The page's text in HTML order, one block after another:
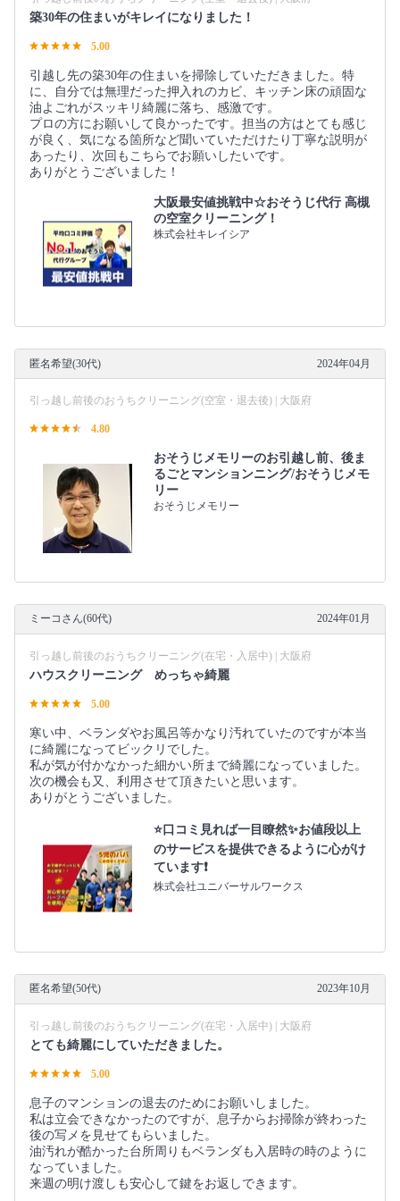
築30年の住まいがキレイになりました！
5.00
引越し先の築30年の住まいを掃除していただきました。特
に、自分では無理だった押入れのカビ、キッチン床の頑固な
油よごれがスッキリ綺麗に落ち、感激です。
プロの方にお願いして良かったです。担当の方はとても感じ
が良く、気になる箇所など聞いていただけたり丁寧な説明が
あったり、次回もこちらでお願いしたいです。
ありがとうございました！
大阪最安値挑戦中☆おそうじ代行 高槻
の空室クリーニング！
株式会社キレイシア
匿名希望(30代) 2024年04月
引っ越し前後のおうちクリーニング(空室・退去後) | 大阪府
4.80
おそうじメモリーのお引越し前、後ま
るごとマンションニング/おそうじメモ
リー
おそうじメモリー
ミーコさん(60代) 2024年01月
引っ越し前後のおうちクリーニング(在宅・入居中) | 大阪府
ハウスクリーニング めっちゃ綺麗
5.00
寒い中、ベランダやお風呂等かなり汚れていたのですが本当
に綺麗になってビックリでした。
私が気が付かなかった細かい所まで綺麗になっていました。
次の機会も又、利用させて頂きたいと思います。
ありがとうございました。
⭐️口コミ見れば一目瞭然✨お値段以上
のサービスを提供できるように心がけ
ています❗️
株式会社ユニバーサルワークス
匿名希望(50代) 2023年10月
引っ越し前後のおうちクリーニング(在宅・入居中) | 大阪府
とても綺麗にしていただきました。
5.00
息子のマンションの退去のためにお願いしました。
私は立会できなかったのですが、息子からお掃除が終わった
後の写メを見せてもらいました。
油汚れが酷かった台所周りもベランダも入居時の時のように
なっていました。
来週の明け渡しも安心して鍵をお返しできます。